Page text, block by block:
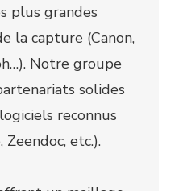
plus grandes
la capture (Canon,
Notre groupe
solides
reconnus
Zeendoc, etc.).